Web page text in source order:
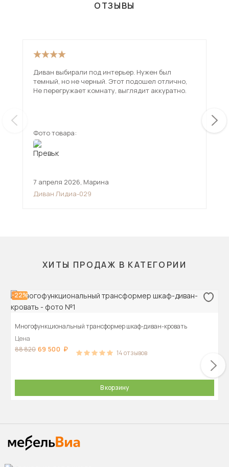
ОТЗЫВЫ
Диван выбирали под интерьер. Нужен был
темный, но не черный. Этот подошел отлично,
Не перегружает комнату, выглядит аккуратно.
Фото товара:
7 апреля 2026, Марина
Диван Лидиа-029
ХИТЫ ПРОДАЖ В КАТЕГОРИИ
-22%
Многофункциональный трансформер шкаф-диван-кровать
Цена
88 820 69 500 14отзывов
В корзину